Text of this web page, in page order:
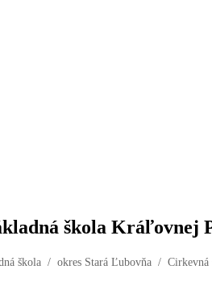
škola Kráľovnej
škola okres Stará Ľubovňa